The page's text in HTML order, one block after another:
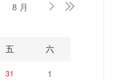
8 月  
五 六
31
1